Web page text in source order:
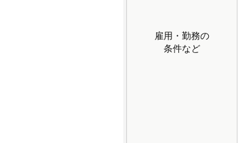
雇用・勤務の
条件など